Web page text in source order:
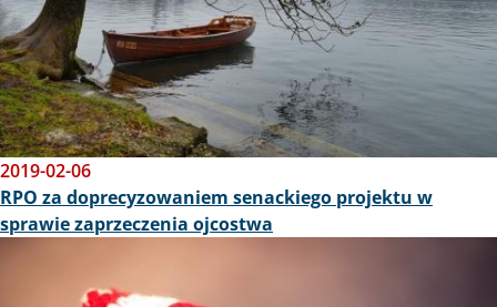
2019-02-06
RPO za doprecyzowaniem senackiego projektu w
sprawie zaprzeczenia ojcostwa
Obraz